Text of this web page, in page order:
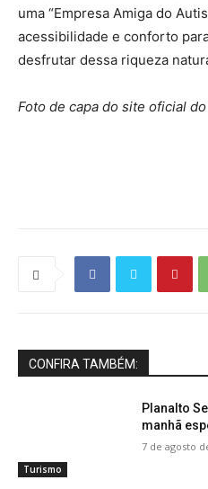
uma “Empresa Amiga do
acessibilidade e conforto
desfrutar dessa riqueza
Foto de capa do site oficial
CONFIRA TAMBÉM:
Turismo
Planalto
manhã
7 de agosto